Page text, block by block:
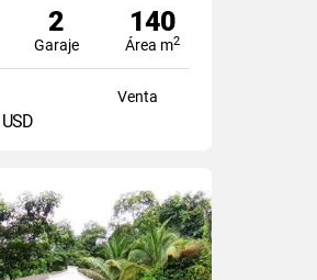
2
Garaje
140
Área m2
Venta
USD